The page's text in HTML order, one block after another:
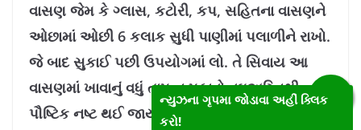
વાસણ જેમ કે ગ્લાસ, કટોરી, કપ, સહિતના વાસણને
ઓછામાં ઓછી 6 કલાક સુધી પાણીમાં પલાળીને રાખો.
જે બાદ સુકાઈ પછી ઉપયોગમાં લો. તે સિવાય આ
વાસણમાં ખાવાનું વધું તાપ ન પકાવો વઘુઅગ્નિથી
પૌષ્ટિક નષ્ટ થઈ જાય છે.
ન્યુઝના ગૃપમા જોડાવા અહીં ક્લિક
કરો!